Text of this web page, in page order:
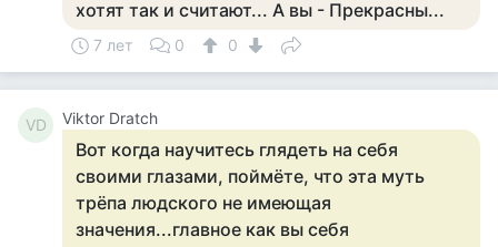
хотят так и считают... А вы - Прекрасны...
7 лет 0 0
VD Viktor Dratch
Вот когда научитесь глядеть на себя
своими глазами, поймёте, что эта муть
трёпа людского не имеющая
значения...главное как вы себя